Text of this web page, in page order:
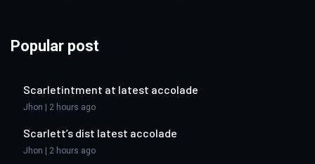
Popular post
Scarletintment at latest accolade
Jhon | 2 hours ago
Scarlett’s dist latest accolade
Jhon | 2 hours ago